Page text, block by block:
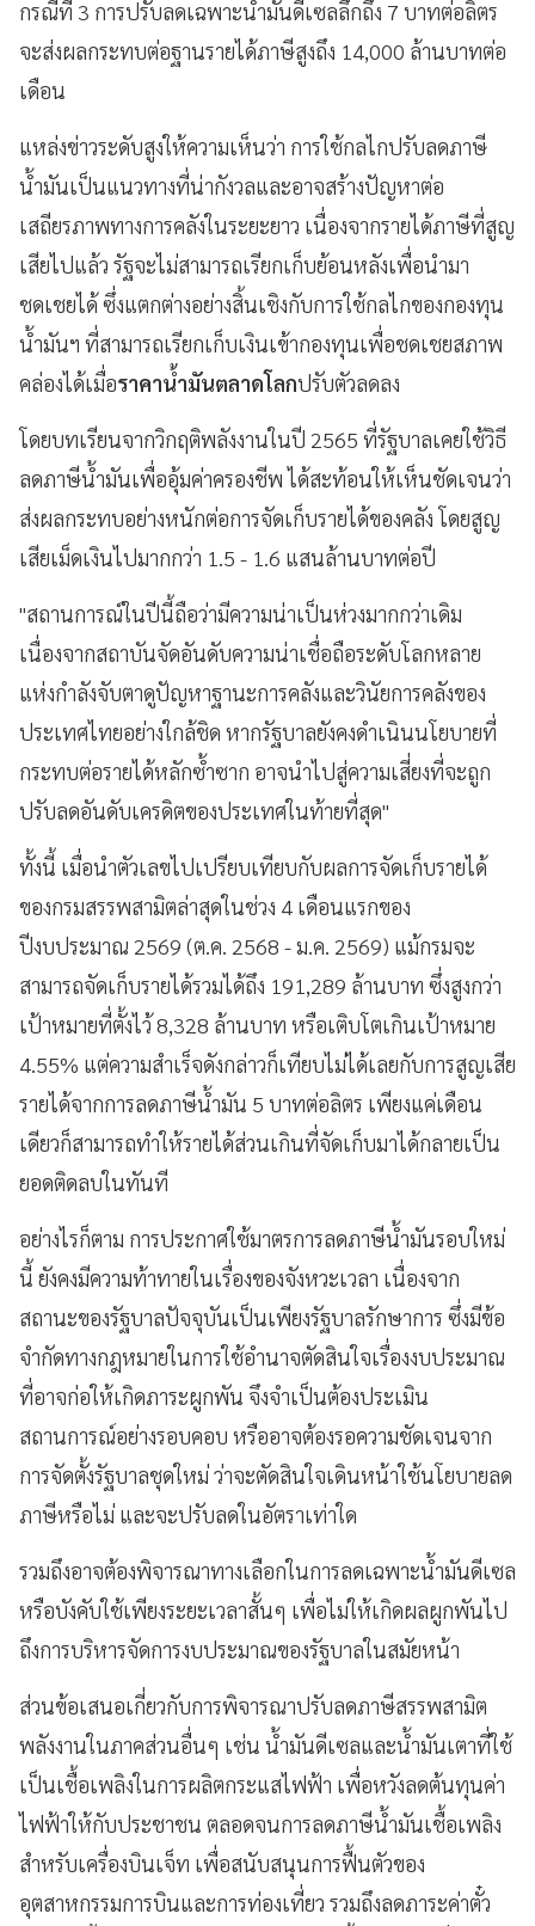
กรณีที่ 3 การปรับลดเฉพาะน้ำมันดีเซลลึกถึง 7 บาทต่อลิตร
จะส่งผลกระทบต่อฐานรายได้ภาษีสูงถึง 14,000 ล้านบาทต่อ
เดือน
แหล่งข่าวระดับสูงให้ความเห็นว่า การใช้กลไกปรับลดภาษี
น้ำมันเป็นแนวทางที่น่ากังวลและอาจสร้างปัญหาต่อ
เสถียรภาพทางการคลังในระยะยาว เนื่องจากรายได้ภาษีที่สูญ
เสียไปแล้ว รัฐจะไม่สามารถเรียกเก็บย้อนหลังเพื่อนำมา
ชดเชยได้ ซึ่งแตกต่างอย่างสิ้นเชิงกับการใช้กลไกของกองทุน
น้ำมันฯ ที่สามารถเรียกเก็บเงินเข้ากองทุนเพื่อชดเชยสภาพ
คล่องได้เมื่อราคาน้ำมันตลาดโลกปรับตัวลดลง
โดยบทเรียนจากวิกฤติพลังงานในปี 2565 ที่รัฐบาลเคยใช้วิธี
ลดภาษีน้ำมันเพื่ออุ้มค่าครองชีพ ได้สะท้อนให้เห็นชัดเจนว่า
ส่งผลกระทบอย่างหนักต่อการจัดเก็บรายได้ของคลัง โดยสูญ
เสียเม็ดเงินไปมากกว่า 1.5 - 1.6 แสนล้านบาทต่อปี
"สถานการณ์ในปีนี้ถือว่ามีความน่าเป็นห่วงมากกว่าเดิม
เนื่องจากสถาบันจัดอันดับความน่าเชื่อถือระดับโลกหลาย
แห่งกำลังจับตาดูปัญหาฐานะการคลังและวินัยการคลังของ
ประเทศไทยอย่างใกล้ชิด หากรัฐบาลยังคงดำเนินนโยบายที่
กระทบต่อรายได้หลักซ้ำซาก อาจนำไปสู่ความเสี่ยงที่จะถูก
ปรับลดอันดับเครดิตของประเทศในท้ายที่สุด"
ทั้งนี้ เมื่อนำตัวเลขไปเปรียบเทียบกับผลการจัดเก็บรายได้
ของกรมสรรพสามิตล่าสุดในช่วง 4 เดือนแรกของ
ปีงบประมาณ 2569 (ต.ค. 2568 - ม.ค. 2569) แม้กรมจะ
สามารถจัดเก็บรายได้รวมได้ถึง 191,289 ล้านบาท ซึ่งสูงกว่า
เป้าหมายที่ตั้งไว้ 8,328 ล้านบาท หรือเติบโตเกินเป้าหมาย
4.55% แต่ความสำเร็จดังกล่าวก็เทียบไม่ได้เลยกับการสูญเสีย
รายได้จากการลดภาษีน้ำมัน 5 บาทต่อลิตร เพียงแค่เดือน
เดียวก็สามารถทำให้รายได้ส่วนเกินที่จัดเก็บมาได้กลายเป็น
ยอดติดลบในทันที
อย่างไรก็ตาม การประกาศใช้มาตรการลดภาษีน้ำมันรอบใหม่
นี้ ยังคงมีความท้าทายในเรื่องของจังหวะเวลา เนื่องจาก
สถานะของรัฐบาลปัจจุบันเป็นเพียงรัฐบาลรักษาการ ซึ่งมีข้อ
จำกัดทางกฎหมายในการใช้อำนาจตัดสินใจเรื่องงบประมาณ
ที่อาจก่อให้เกิดภาระผูกพัน จึงจำเป็นต้องประเมิน
สถานการณ์อย่างรอบคอบ หรืออาจต้องรอความชัดเจนจาก
การจัดตั้งรัฐบาลชุดใหม่ ว่าจะตัดสินใจเดินหน้าใช้นโยบายลด
ภาษีหรือไม่ และจะปรับลดในอัตราเท่าใด
รวมถึงอาจต้องพิจารณาทางเลือกในการลดเฉพาะน้ำมันดีเซล
หรือบังคับใช้เพียงระยะเวลาสั้นๆ เพื่อไม่ให้เกิดผลผูกพันไป
ถึงการบริหารจัดการงบประมาณของรัฐบาลในสมัยหน้า
ส่วนข้อเสนอเกี่ยวกับการพิจารณาปรับลดภาษีสรรพสามิต
พลังงานในภาคส่วนอื่นๆ เช่น น้ำมันดีเซลและน้ำมันเตาที่ใช้
เป็นเชื้อเพลิงในการผลิตกระแสไฟฟ้า เพื่อหวังลดต้นทุนค่า
ไฟฟ้าให้กับประชาชน ตลอดจนการลดภาษีน้ำมันเชื้อเพลิง
สำหรับเครื่องบินเจ็ท เพื่อสนับสนุนการฟื้นตัวของ
อุตสาหกรรมการบินและการท่องเที่ยว รวมถึงลดภาระค่าตั๋ว